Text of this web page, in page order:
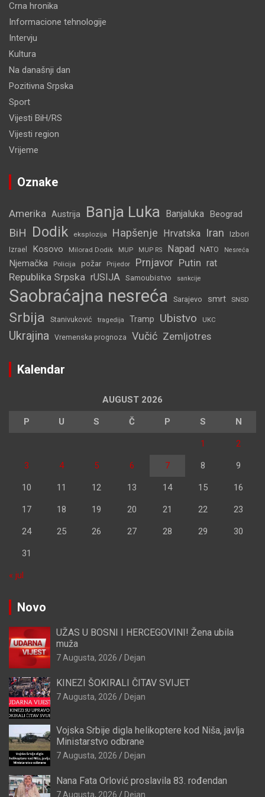
Crna hronika
Informacione tehnologije
Intervju
Kultura
Na današnji dan
Pozitivna Srpska
Sport
Vijesti BiH/RS
Vijesti region
Vrijeme
Oznake
Amerika Austrija Banja Luka Banjaluka Beograd
BiH Dodik eksplozija Hapšenje Hrvatska Iran Izbori
Izrael Kosovo Milorad Dodik MUP MUP RS Napad NATO Nesreća
Njemačka Policija požar Prijedor Prnjavor Putin rat
Republika Srpska rUSIJA Samoubistvo sankcije
Saobraćajna nesreća Sarajevo smrt SNSD
Srbija Stanivuković tragedija Tramp Ubistvo UKC
Ukrajina Vremenska prognoza Vučić Zemljotres
Kalendar
AUGUST 2026
P U S Č P S N
1 2
3 4 5 6 7 8 9
10 11 12 13 14 15 16
17 18 19 20 21 22 23
24 25 26 27 28 29 30
31
« jul
Novo
UŽAS U BOSNI I HERCEGOVINI! Žena ubila
muža
7 Augusta, 2026 Dejan
KINEZI ŠOKIRALI ČITAV SVIJET
7 Augusta, 2026 Dejan
Vojska Srbije digla helikoptere kod Niša, javlja
Ministarstvo odbrane
7 Augusta, 2026 Dejan
Nana Fata Orlović proslavila 83. rođendan
7 Augusta, 2026 Dejan